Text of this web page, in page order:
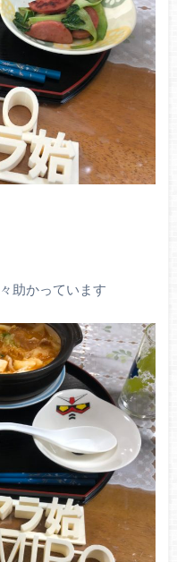
助かっています